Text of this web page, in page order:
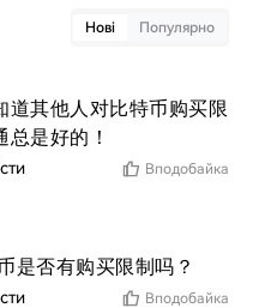
Нові Популярно
道其他人对比特币购买限
是好的！
Вподобайка
是否有购买限制吗？
Вподобайка